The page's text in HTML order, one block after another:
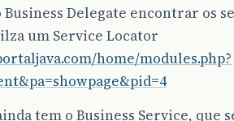
Business Delegate encontrar os
um Service Locator
home/modules.php?
tem o Business Service, que